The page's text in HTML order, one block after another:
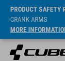
PRODUCT SAFETY
CRANK ARMS
MORE